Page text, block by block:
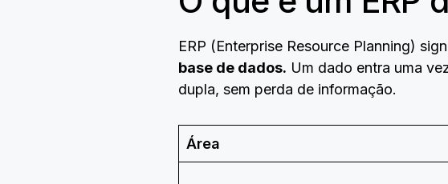
ERP (Enterprise Resource Planning)
base de dados. Um dado entra uma
dupla, sem perda de informação.
Área